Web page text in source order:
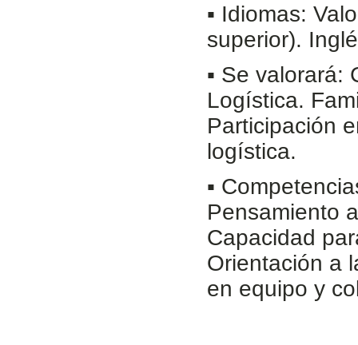
▪ Idiomas:
superior).
▪ Se valorará:
Logística.
Participación
logística.
▪
Pensamiento
Capacidad
Orientación a
en equipo y